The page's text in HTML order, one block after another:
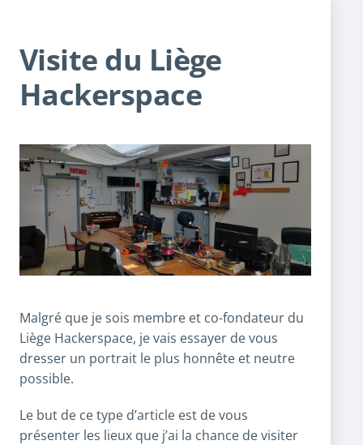
Visite du Liège
Hackerspace
Malgré que je sois membre et co-fondateur du
Liège Hackerspace, je vais essayer de vous
dresser un portrait le plus honnête et neutre
possible.
Le but de ce type d’article est de vous
présenter les lieux que j’ai la chance de visiter